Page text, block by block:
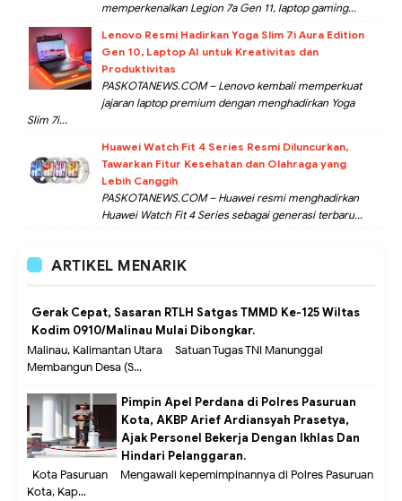
memperkenalkan Legion 7a Gen 11, laptop gaming...
Lenovo Resmi Hadirkan Yoga Slim 7i Aura Edition
Gen 10, Laptop AI untuk Kreativitas dan
Produktivitas
PASKOTANEWS.COM – Lenovo kembali memperkuat
jajaran laptop premium dengan menghadirkan Yoga
Slim 7i...
Huawei Watch Fit 4 Series Resmi Diluncurkan,
Tawarkan Fitur Kesehatan dan Olahraga yang
Lebih Canggih
PASKOTANEWS.COM – Huawei resmi menghadirkan
Huawei Watch Fit 4 Series sebagai generasi terbaru...
ARTIKEL MENARIK
Gerak Cepat, Sasaran RTLH Satgas TMMD Ke-125 Wiltas
Kodim 0910/Malinau Mulai Dibongkar.
Malinau, Kalimantan Utara – Satuan Tugas TNI Manunggal
Membangun Desa (S...
Pimpin Apel Perdana di Polres Pasuruan
Kota, AKBP Arief Ardiansyah Prasetya,
Ajak Personel Bekerja Dengan Ikhlas Dan
Hindari Pelanggaran.
Kota Pasuruan – Mengawali kepemimpinannya di Polres Pasuruan
Kota, Kap...